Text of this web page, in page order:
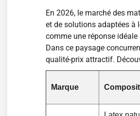
En 2026, le marché des
et de solutions adaptées à
comme une réponse
Dans ce paysage
qualité-prix attractif.
Marque